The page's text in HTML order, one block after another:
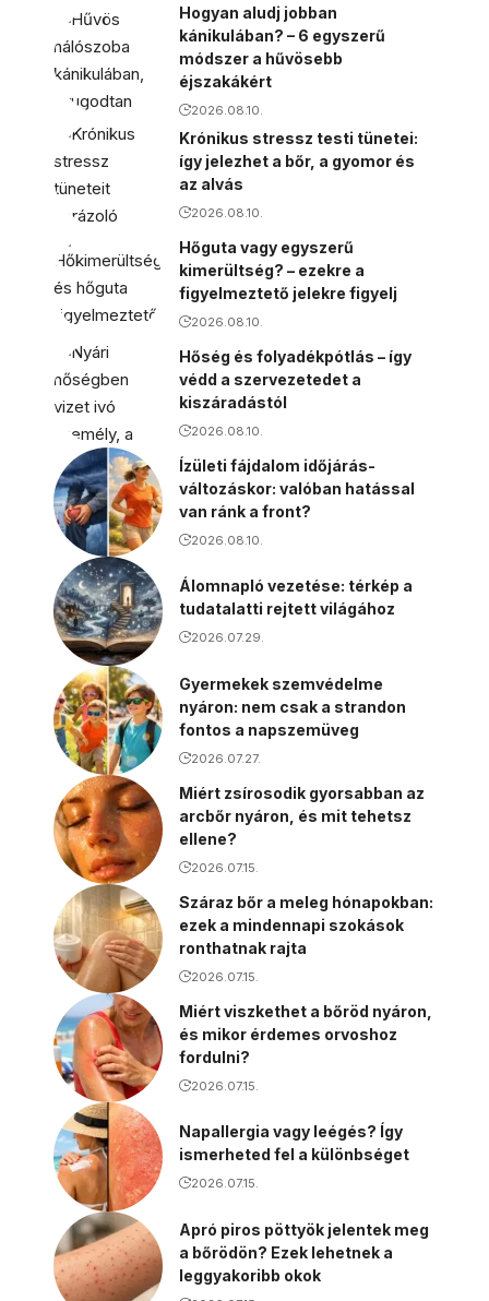
Hogyan aludj jobban
kánikulában? – 6 egyszerű
módszer a hűvösebb
éjszakákért
2026.08.10.
Krónikus stressz testi tünetei:
így jelezhet a bőr, a gyomor és
az alvás
2026.08.10.
Hőguta vagy egyszerű
kimerültség? – ezekre a
figyelmeztető jelekre figyelj
2026.08.10.
Hőség és folyadékpótlás – így
védd a szervezetedet a
kiszáradástól
2026.08.10.
Ízületi fájdalom időjárás-
változáskor: valóban hatással
van ránk a front?
2026.08.10.
Álomnapló vezetése: térkép a
tudatalatti rejtett világához
2026.07.29.
Gyermekek szemvédelme
nyáron: nem csak a strandon
fontos a napszemüveg
2026.07.27.
Miért zsírosodik gyorsabban az
arcbőr nyáron, és mit tehetsz
ellene?
2026.07.15.
Száraz bőr a meleg hónapokban:
ezek a mindennapi szokások
ronthatnak rajta
2026.07.15.
Miért viszkethet a bőröd nyáron,
és mikor érdemes orvoshoz
fordulni?
2026.07.15.
Napallergia vagy leégés? Így
ismerheted fel a különbséget
2026.07.15.
Apró piros pöttyök jelentek meg
a bőrödön? Ezek lehetnek a
leggyakoribb okok